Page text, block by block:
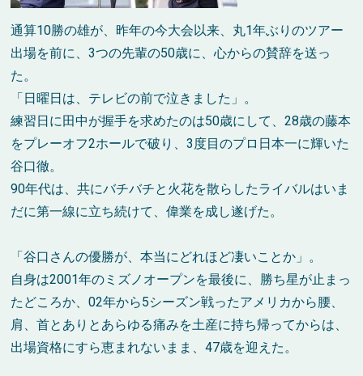
通算10勝の雄が、昨年の今大会以来、丸1年ぶりのツアー
出場を前に、3つの先輩の50歳に、心からの賛辞を送っ
た。
「日曜日は、テレビの前で泣きました」。
練習日に田中が握手を求めたのは50歳にして、28歳の藤本
をプレーオフ2ホールで破り、3度目のプロ日本一に輝いた
谷口徹。
90年代は、共にバチバチと火花を散らしたライバルはいま
だに第一線に立ち続けて、偉業を成し遂げた。
「谷口さんの優勝が、本当にどれほど凄いことか」。
自身は2001年のミズノオープンを最後に、勝ち星が止まっ
たどころか、02年から5シーズン戦ったアメリカから腰、
肩、首とありとあらゆる痛みを土産に持ち帰ってからは、
出場資格にすら恵まれないまま、47歳を迎えた。